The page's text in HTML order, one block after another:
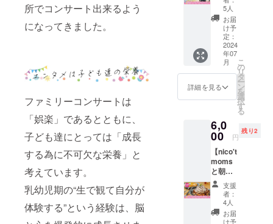
所でコンサート出来るよう
になってきました。
ファミリーコンサートは
「娯楽」であるとともに、
子ども達にとっては「成長
する為に不可欠な栄養」と
考えています。
乳幼児期の“生で観て自分が
体験する”という経験は、脳
ヌー
ピー役
に大抜
擢さ
れ、全
米を巡
演。
2022年
11月に
は、NY
の有名
レー
54Belo
w での
新作
ミュー
ジカ
ル"Pres
ent
Perfect
"コン
サート
ミュー
ジカル
俳優。
元劇団
四季所
属。 日
本で
は、
ッツ」
「春の
め」
「マン
マミー
ア」な
どに出
演。 米
国で
は、「A
Chorus
Line」
「West
せん。
子ども
に、歌
とダン
スを習
わせて
パパ！
ここで
スが一
気に体
験でき
ちゃう
^^ 自分
の子ど
もが何
に興味
があり
どんな
ドファ
ンディ
ング終
了後に
メール
にてご
連絡差
し上げ
ます ※
ロゴ・
QRコー
ドの
データ
のご用
意をお
願いし
ます ※
提出
データ
時：
7/6（土
10:30~
11:15
場所：
川崎市
生活文
化会館
くの
ホー
奈川県
川崎市
高津区
溝口1-
6-10
https://t
ekuno-
ンサー
（小）
】 7/6開
催「溝
の口」
ファミ
リーコ
ンサー
トのチ
ラシ＆
パンフ
レット
にロゴ
とQR
コード
を掲載
しま
す。 ※※
こちら
の権利
にはコ
5人
お届
け予
定：
2024
年07
月
詳細を見る
こ
の
リ
タ
ー
ン
を
選
択
す
る
6,0
00 円
残り2
【nico't
moms
と朝の
優雅な
ティー
タイ
ム】
nico't
支援
者：
4人
お届
け予